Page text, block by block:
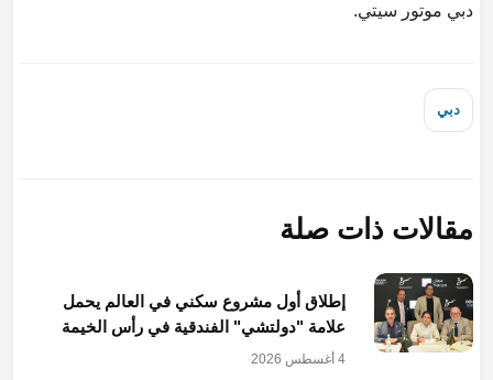
دبي موتور سيتي.
دبي
مقالات ذات صلة
إطلاق أول مشروع سكني في العالم يحمل
علامة "دولتشي" الفندقية في رأس الخيمة
4 أغسطس 2026